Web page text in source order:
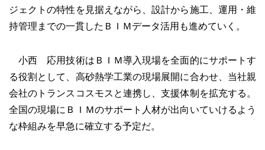
ジェクトの特性を見据えながら、設計から施工、運用・維
持管理までの一貫したＢＩＭデータ活用も進めていく。
小西 応用技術はＢＩＭ導入現場を全面的にサポートす
る役割として、高砂熱学工業の現場展開に合わせ、当社親
会社のトランスコスモスと連携し、支援体制を拡充する。
全国の現場にＢＩＭのサポート人材が出向いていけるよう
な枠組みを早急に確立する予定だ。